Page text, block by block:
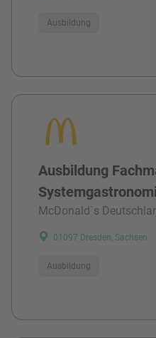
Ausbildung
Ausbildung
McDonald`s
01097 Dresden, Sachsen
Ausbildung